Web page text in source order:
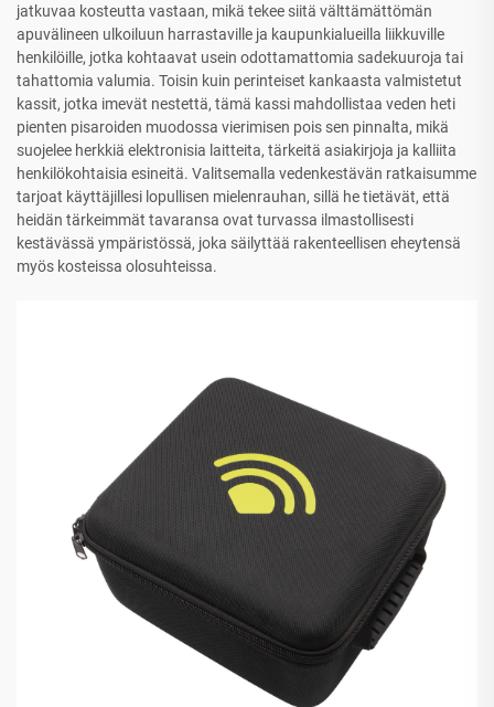
jatkuvaa kosteutta vastaan, mikä tekee siitä välttämättömän
apuvälineen ulkoiluun harrastaville ja kaupunkialueilla liikkuville
henkilöille, jotka kohtaavat usein odottamattomia sadekuuroja tai
tahattomia valumia. Toisin kuin perinteiset kankaasta valmistetut
kassit, jotka imevät nestettä, tämä kassi mahdollistaa veden heti
pienten pisaroiden muodossa vierimisen pois sen pinnalta, mikä
suojelee herkkiä elektronisia laitteita, tärkeitä asiakirjoja ja kalliita
henkilökohtaisia esineitä. Valitsemalla vedenkestävän ratkaisumme
tarjoat käyttäjillesi lopullisen mielenrauhan, sillä he tietävät, että
heidän tärkeimmät tavaransa ovat turvassa ilmastollisesti
kestävässä ympäristössä, joka säilyttää rakenteellisen eheytensä
myös kosteissa olosuhteissa.